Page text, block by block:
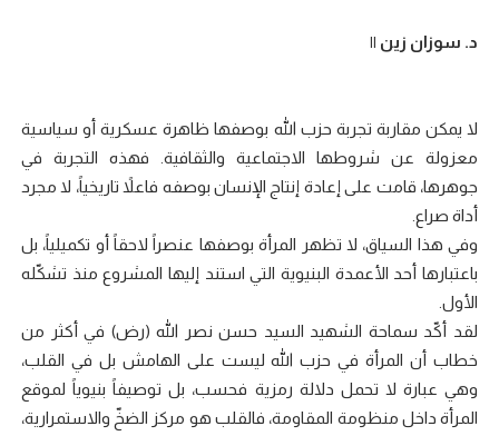
د. سوزان زين ||
لا يمكن مقاربة تجربة حزب الله بوصفها ظاهرة عسكرية أو سياسية
معزولة عن شروطها الاجتماعية والثقافية. فهذه التجربة في
جوهرها، قامت على إعادة إنتاج الإنسان بوصفه فاعلاً تاريخياً، لا مجرد
أداة صراع.
وفي هذا السياق، لا تظهر المرأة بوصفها عنصراً لاحقاً أو تكميلياً، بل
باعتبارها أحد الأعمدة البنيوية التي استند إليها المشروع منذ تشكّله
الأول.
لقد أكّد سماحة الشهيد السيد حسن نصر الله (رض) في أكثر من
خطاب أن المرأة في حزب الله ليست على الهامش بل في القلب،
وهي عبارة لا تحمل دلالة رمزية فحسب، بل توصيفاً بنيوياً لموقع
المرأة داخل منظومة المقاومة، فالقلب هو مركز الضخّ والاستمرارية،